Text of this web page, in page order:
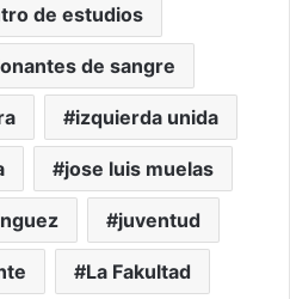
de estudios
de sangre
izquierda unida
jose luis muelas
juventud
La Fakultad